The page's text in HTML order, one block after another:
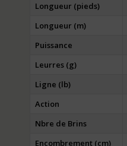
Longueur (pieds)
Longueur (m)
Puissance
Leurres (g)
Ligne (lb)
Action
Nbre de Brins
Encombrement (cm)